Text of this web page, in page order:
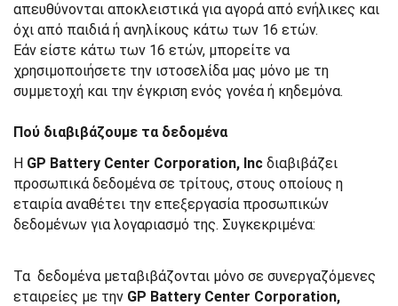
απευθύνονται αποκλειστικά για αγορά από ενήλικες και
όχι από παιδιά ή ανηλίκους κάτω των 16 ετών.
Εάν είστε κάτω των 16 ετών, μπορείτε να
χρησιμοποιήσετε την ιστοσελίδα μας μόνο με τη
συμμετοχή και την έγκριση ενός γονέα ή κηδεμόνα.
Πού διαβιβάζουμε τα δεδομένα
Η GP Battery Center Corporation, Inc διαβιβάζει
προσωπικά δεδομένα σε τρίτους, στους οποίους η
εταιρία αναθέτει την επεξεργασία προσωπικών
δεδομένων για λογαριασμό της. Συγκεκριμένα:
Τα δεδομένα μεταβιβάζονται μόνο σε συνεργαζόμενες
εταιρείες με την GP Battery Center Corporation,